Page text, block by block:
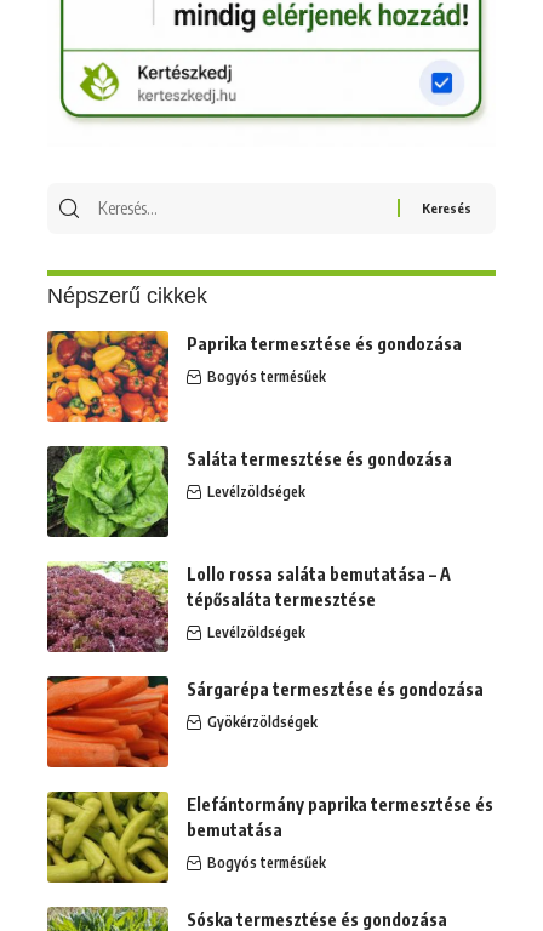
Keresés
Népszerű cikkek
Paprika termesztése és gondozása
Bogyós termésűek
Saláta termesztése és gondozása
Levélzöldségek
Lollo rossa saláta bemutatása – A
tépősaláta termesztése
Levélzöldségek
Sárgarépa termesztése és gondozása
Gyökérzöldségek
Elefántormány paprika termesztése és
bemutatása
Bogyós termésűek
Sóska termesztése és gondozása